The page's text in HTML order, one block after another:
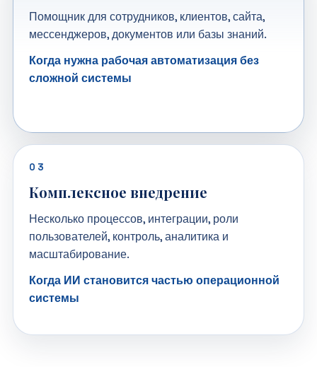
Помощник для сотрудников, клиентов, сайта,
мессенджеров, документов или базы знаний.
Когда нужна рабочая автоматизация без
сложной системы
03
Комплексное внедрение
Несколько процессов, интеграции, роли
пользователей, контроль, аналитика и
масштабирование.
Когда ИИ становится частью операционной
системы